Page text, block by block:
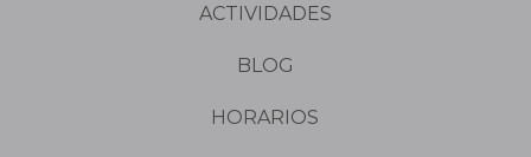
ACTIVIDADES
BLOG
HORARIOS